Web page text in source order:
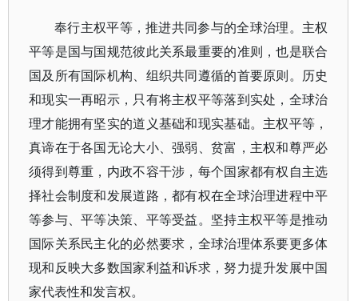
奉行主权平等，推进共同参与的全球治理。主权
平等是国与国规范彼此关系最重要的准则，也是联合
国及所有国际机构、组织共同遵循的首要原则。历史
和现实一再昭示，只有将主权平等落到实处，全球治
理才能拥有坚实的道义基础和现实基础。主权平等，
真谛在于各国无论大小、强弱、贫富，主权和尊严必
须得到尊重，内政不容干涉，每个国家都有权自主选
择社会制度和发展道路，都有权在全球治理进程中平
等参与、平等决策、平等受益。坚持主权平等是推动
国际关系民主化的必然要求，全球治理体系要更多体
现和反映大多数国家利益和诉求，努力提升发展中国
家代表性和发言权。